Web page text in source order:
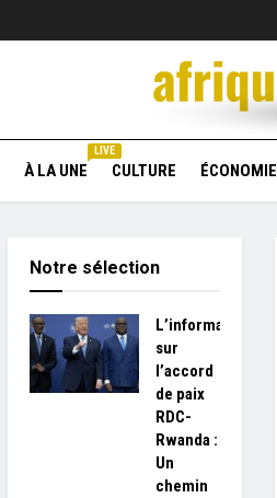
À LA UNE
LIVE
CULTURE ÉCONOMIE
Notre sélection
L’information
sur
l’accord
de paix
RDC-
Rwanda :
Un
chemin